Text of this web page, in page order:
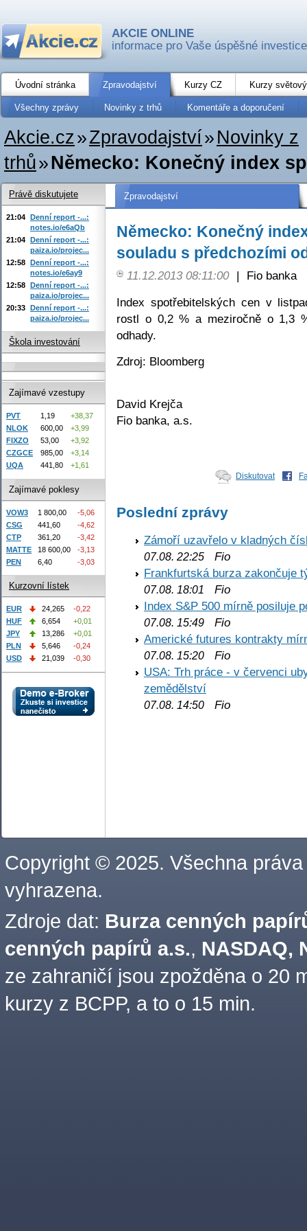
AKCIE ONLINE
informace pro Vaše úspěšné investice
Úvodní stránka Zpravodajství Kurzy CZ Kurzy
Všechny zprávy Novinky z trhů Komentáře a doporučení
Akcie.cz»Zpravodajství» Novinky z
trhů»Německo: Konečný index
Zpravodajství
Německo: Konečný
souladu s předchozími
11.12.2013 08:11:00 |
Fio banka
Index spotřebitelských cen v
rostl o 0,2 % a meziročně o 1,3
odhady.
Zdroj: Bloomberg
David Krejča
Fio banka, a.s.
Diskutovat
Poslední zprávy
Zámoří uzavřelo v kladných
07.08. 22:25 Fio
Frankfurtská burza zakončuje
07.08. 18:01
Fio
Index S&P 500 mírně posiluje
07.08. 15:49 Fio
Americké futures kontrakty
07.08. 15:20 Fio
USA: Trh práce - v červenci
zemědělství
07.08. 14:50 Fio
Právě diskutujete
21:04 Denní report -...:
notes.io/e6aQb
21:04 Denní report -...:
paiza.io/projec...
12:58 Denní report -...:
notes.io/e6ay9
12:58 Denní report -...:
paiza.io/projec...
20:33 Denní report -...:
paiza.io/projec...
Škola investování
Zajímavé vzestupy
PVT 1,19
+38,37
NLOK
600,00
+3,99
FIXZO
53,00
+3,92
CZGCE
985,00
+3,14
UQA
441,80 +1,61
Zajímavé poklesy
VOW3 1 800,00
-5,06
CSG
441,60
-4,62
CTP
361,20
-3,42
MATTE
18 600,00
-3,13
PEN
6,40 -3,03
Kurzovní lístek
EUR 24,265
-0,22
HUF
6,654
+0,01
JPY
13,286
+0,01
PLN
5,646
-0,24
USD
21,039 -0,30
Copyright © 2025. Všechna práva
vyhrazena.
Zdroje dat: Burza cenných
cenných papírů a.s., NASDAQ,
ze zahraničí jsou zpožděna o 20
kurzy z BCPP, a to o 15 min.